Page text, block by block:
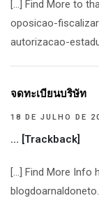
[…] Find More to
oposicao-
autorizacao-
จดทะเบียนบริษัท
18 DE JULHO DE
… [Trackback]
[…] Find More Info